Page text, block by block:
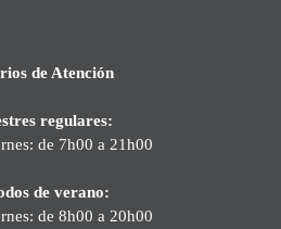
de Atención
regulares:
de 7h00 a 21h00
de verano:
de 8h00 a 20h00